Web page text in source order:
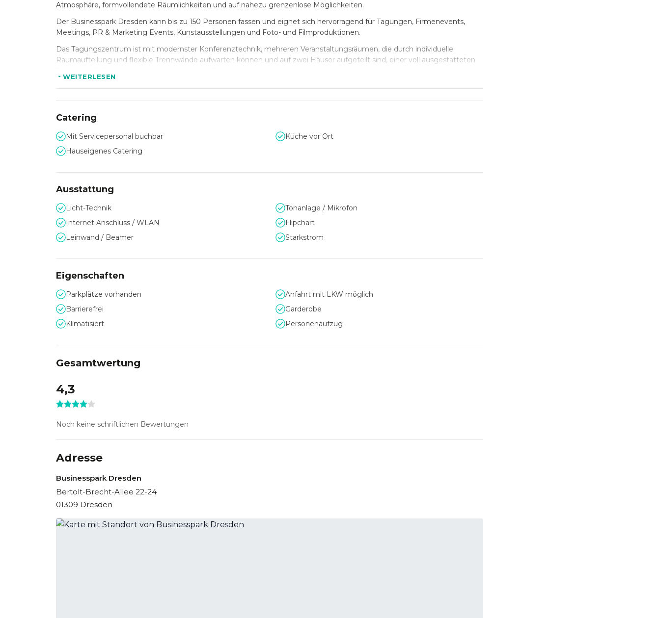
Atmosphäre, formvollendete Räumlichkeiten und auf nahezu grenzenlose Möglichkeiten.
Der Businesspark Dresden kann bis zu 150 Personen fassen und eignet sich hervorragend für Tagungen, Firmenevents,
Meetings, PR & Marketing Events, Kunstausstellungen und Foto- und Filmproduktionen.
Das Tagungszentrum ist mit modernster Konferenztechnik, mehreren Veranstaltungsräumen, die durch individuelle
Raumaufteilung und flexible Trennwände aufwarten können und auf zwei Häuser aufgeteilt sind, einer voll ausgestatteten
Durch die zentrale Lage, die gute Verkehrsanbindung und durch 400 Stellplätze in der hauseigenen Tiefgarage kann eine
Durchführung eines Events mit Rat und Tat zur Seite.
WEITERLESEN
Catering
Mit Servicepersonal buchbar
Küche vor Ort
Hauseigenes Catering
Ausstattung
Licht-Technik
Tonanlage / Mikrofon
Internet Anschluss / WLAN
Flipchart
Leinwand / Beamer
Starkstrom
Eigenschaften
Parkplätze vorhanden
Anfahrt mit LKW möglich
Barrierefrei
Garderobe
Klimatisiert
Personenaufzug
Gesamtwertung
4,3
Noch keine schriftlichen Bewertungen
Adresse
Businesspark Dresden
Bertolt-Brecht-Allee 22-24
01309 Dresden